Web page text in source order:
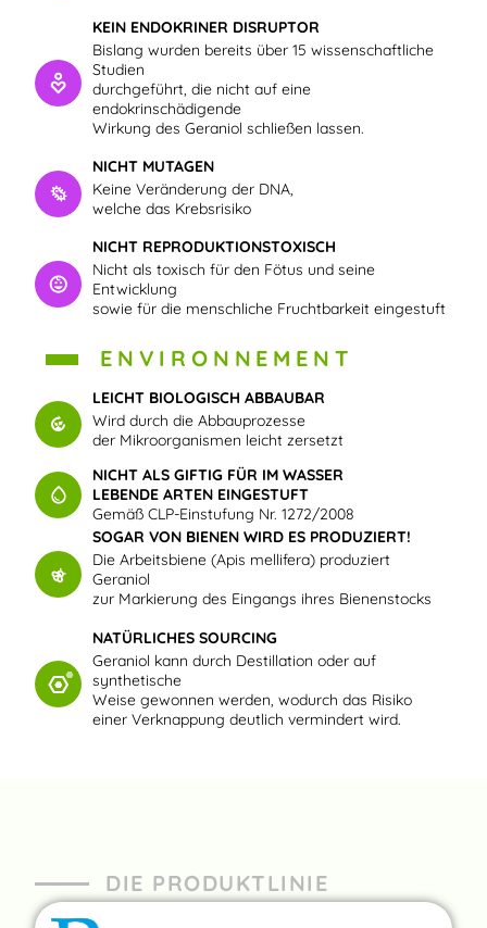
KEIN ENDOKRINER DISRUPTOR
Bislang wurden bereits über 15 wissenschaftliche
Studien
durchgeführt, die nicht auf eine
endokrinschädigende
Wirkung des Geraniol schließen lassen.
NICHT MUTAGEN
Keine Veränderung der DNA,
welche das Krebsrisiko
NICHT REPRODUKTIONSTOXISCH
Nicht als toxisch für den Fötus und seine
Entwicklung
sowie für die menschliche Fruchtbarkeit eingestuft
ENVIRONNEMENT
LEICHT BIOLOGISCH ABBAUBAR
Wird durch die Abbauprozesse
der Mikroorganismen leicht zersetzt
NICHT ALS GIFTIG FÜR IM WASSER
LEBENDE ARTEN EINGESTUFT
Gemäß CLP-Einstufung Nr. 1272/2008
SOGAR VON BIENEN WIRD ES PRODUZIERT!
Die Arbeitsbiene (Apis mellifera) produziert
Geraniol
zur Markierung des Eingangs ihres Bienenstocks
NATÜRLICHES SOURCING
Geraniol kann durch Destillation oder auf
synthetische
Weise gewonnen werden, wodurch das Risiko
einer Verknappung deutlich vermindert wird.
DIE PRODUKTLINIE